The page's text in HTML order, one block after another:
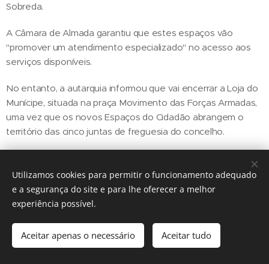
Sobreda.
A Câmara de Almada garantiu que estes espaços vão
"promover um atendimento especializado" no acesso aos
serviços disponíveis.
No entanto, a autarquia informou que vai encerrar a Loja do
Munícipe, situada na praça Movimento das Forças Armadas,
uma vez que os novos Espaços do Cidadão abrangem o
território das cinco juntas de freguesia do concelho.
Share
Utilizamos cookies para permitir o funcionamento adequado
e a segurança do site e para lhe oferecer a melhor
experiência possível.
Aceitar apenas o necessário Aceitar tudo